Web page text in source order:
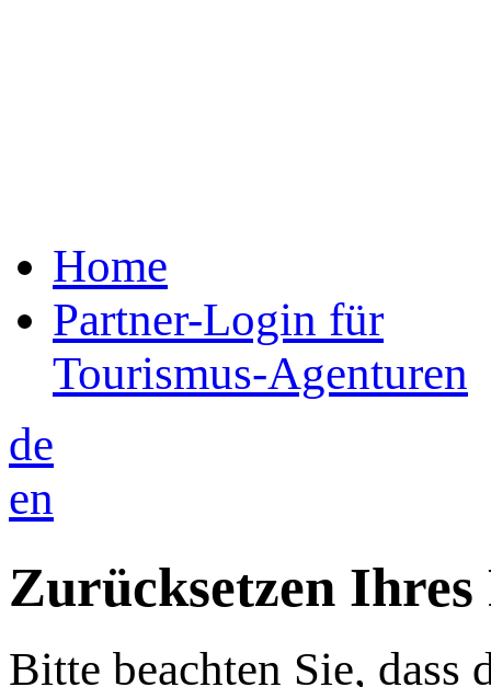
Home
Partner-Login für
Tourismus-Agenturen
de
en
Zurücksetzen Ihres
Bitte beachten Sie, dass